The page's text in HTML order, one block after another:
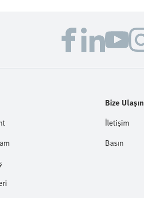
Bize Ulaşın
İletişim
Basın